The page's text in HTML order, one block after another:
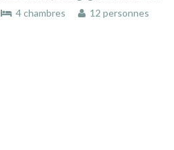
4 chambres 12 personnes